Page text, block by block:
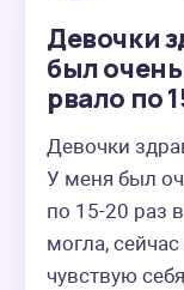
Девочки
был
рвало по
Девочки
У меня был
по 15-20 раз
могла,
чувствую